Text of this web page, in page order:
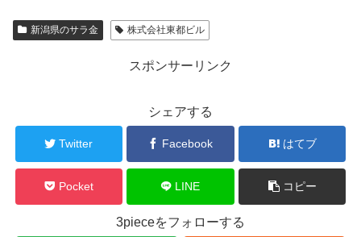
新潟県のサラ金 株式会社東都ビル
スポンサーリンク
シェアする
Twitter Facebook はてブ
Pocket LINE コピー
3pieceをフォローする